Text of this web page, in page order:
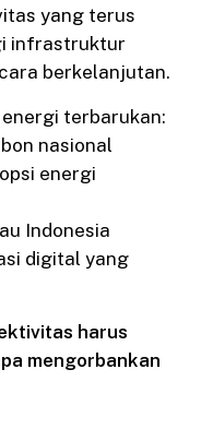
yang terus
infrastruktur
berkelanjutan.
terbarukan:
nasional
energi
Indonesia
digital yang
harus
mengorbankan